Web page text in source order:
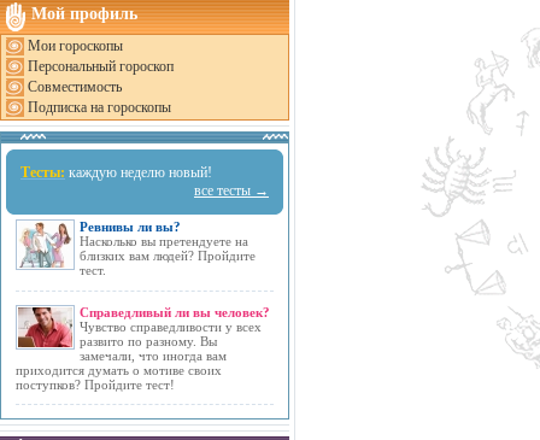
Мой профиль
Мои гороскопы
Персональный гороскоп
Совместимость
Подписка на гороскопы
Тесты: каждую неделю новый!
все тесты →
Ревнивы ли вы?
Насколько вы претендуете на
близких вам людей? Пройдите
тест.
Справедливый ли вы человек?
Чувство справедливости у всех
развито по разному. Вы
замечали, что иногда вам
приходится думать о мотиве своих
поступков? Пройдите тест!